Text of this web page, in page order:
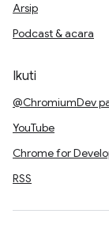
Arsip
Podcast & acara
Ikuti
@ChromiumDev
YouTube
Chrome for
RSS